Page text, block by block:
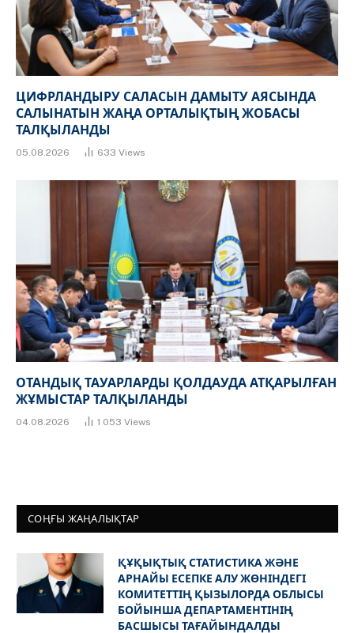
ЦИФРЛАНДЫРУ САЛАСЫН ДАМЫТУ АЯСЫНДА
САЛЫНАТЫН ЖАҢА ОРТАЛЫҚТЫҢ ЖОБАСЫ
ТАЛҚЫЛАНДЫ
05.08.2026 633 Views
ОТАНДЫҚ ТАУАРЛАРДЫ ҚОЛДАУДА АТҚАРЫЛҒАН
ЖҰМЫСТАР ТАЛҚЫЛАНДЫ
04.08.2026 1 053 Views
СОҢҒЫ ЖАҢАЛЫҚТАР
ҚҰҚЫҚТЫҚ СТАТИСТИКА ЖӘНЕ
АРНАЙЫ ЕСЕПКЕ АЛУ ЖӨНІНДЕГІ
КОМИТЕТТІҢ ҚЫЗЫЛОРДА ОБЛЫСЫ
БОЙЫНША ДЕПАРТАМЕНТІНІҢ
БАСШЫСЫ ТАҒАЙЫНДАЛДЫ